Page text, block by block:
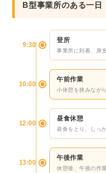
B型事業所のある一日
9:30
登所
事業所に到着、身
10:00
午前作業
小休憩を挟みなが
12:00
昼食休憩
昼食をとり、しっ
13:00
午後作業
休憩後、午後の作